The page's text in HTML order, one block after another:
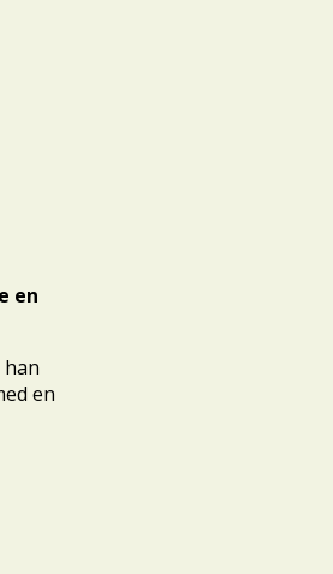
en
en